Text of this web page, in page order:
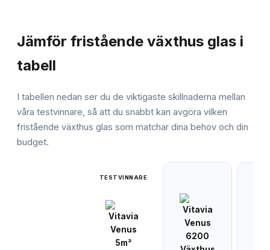
Jämför fristående växthus glas i
tabell
I tabellen nedan ser du de viktigaste skillnaderna mellan
våra testvinnare, så att du snabbt kan avgöra vilken
fristående växthus glas som matchar dina behov och din
budget.
TESTVINNARE